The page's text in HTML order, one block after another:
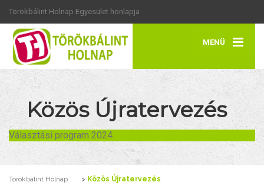
Törökbálint Holnap Egyesület honlapja
MENÜ
Közös Újratervezés
Választási program 2024
Törökbálint Holnap > Közös Újratervezés